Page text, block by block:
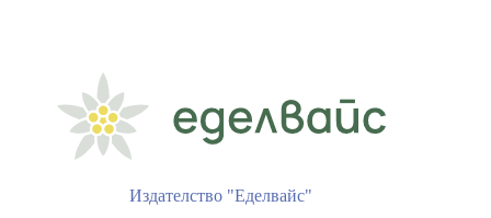
Издателство "Еделвайс"